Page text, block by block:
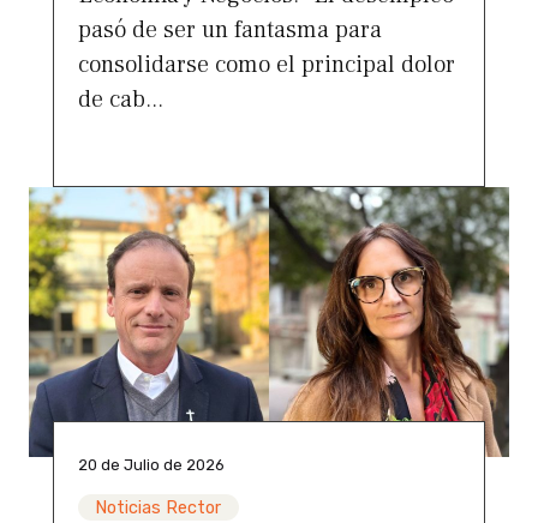
pasó de ser un fantasma para
consolidarse como el principal dolor
de cab...
20 de Julio de 2026
Noticias Rector